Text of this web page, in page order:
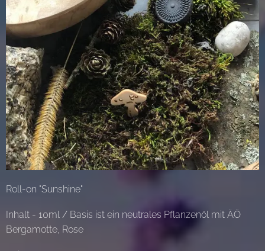
Roll-on "Sunshine"
Inhalt - 10ml / Basis ist ein neutrales Pflanzenöl mit ÄÖ
Bergamotte, Rose